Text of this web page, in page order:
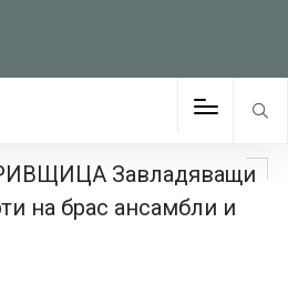
Завладяващи
на брас ансамбли и